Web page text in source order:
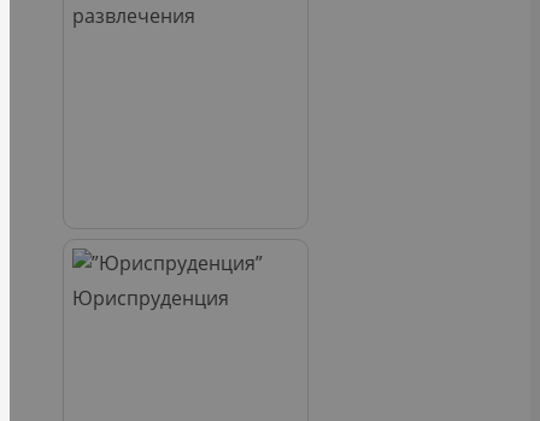
развлечения
Юриспруденция